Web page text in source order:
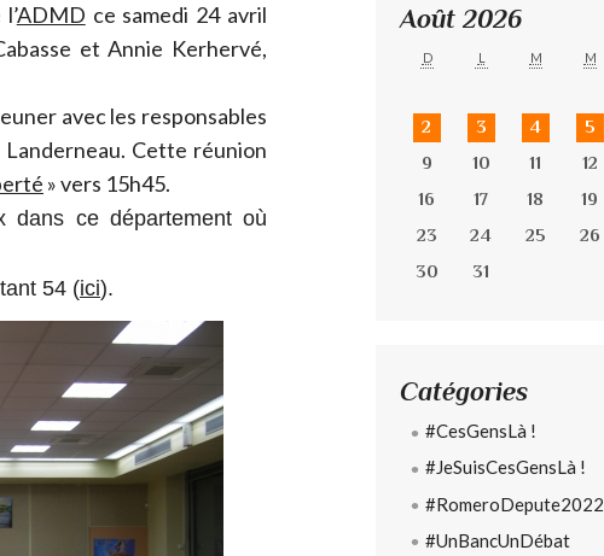
ADMD ce samedi 24 avril
et Annie Kerhervé,
avec les responsables
Cette réunion
» vers 15h45.
dans ce département où
54 (ici).
Août 2026
D L M M
2
3 4 5
9
10 11 12
16
17 18 19
23
24 25 26
30
31
Catégories
#CesGensLà !
#JeSuisCesGensLà !
#RomeroDepute2022
#UnBancUnDébat